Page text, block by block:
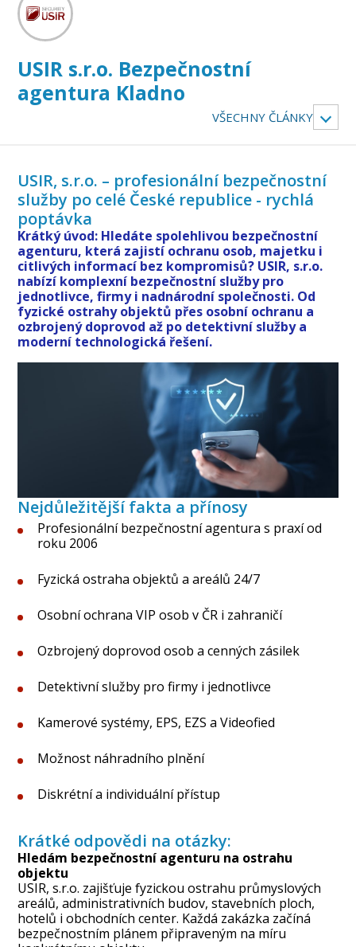
USIR s.r.o. Bezpečnostní
agentura Kladno
VŠECHNY ČLÁNKY
USIR, s.r.o. – profesionální bezpečnostní
služby po celé České republice - rychlá
poptávka
Krátký úvod: Hledáte spolehlivou bezpečnostní
agenturu, která zajistí ochranu osob, majetku i
citlivých informací bez kompromisů? USIR, s.r.o.
nabízí komplexní bezpečnostní služby pro
jednotlivce, firmy i nadnárodní společnosti. Od
fyzické ostrahy objektů přes osobní ochranu a
ozbrojený doprovod až po detektivní služby a
moderní technologická řešení.
Nejdůležitější fakta a přínosy
Profesionální bezpečnostní agentura s praxí od
roku 2006
Fyzická ostraha objektů a areálů 24/7
Osobní ochrana VIP osob v ČR i zahraničí
Ozbrojený doprovod osob a cenných zásilek
Detektivní služby pro firmy i jednotlivce
Kamerové systémy, EPS, EZS a Videofied
Možnost náhradního plnění
Diskrétní a individuální přístup
Krátké odpovědi na otázky:
Hledám bezpečnostní agenturu na ostrahu
objektu
USIR, s.r.o. zajišťuje fyzickou ostrahu průmyslových
areálů, administrativních budov, stavebních ploch,
hotelů i obchodních center. Každá zakázka začíná
bezpečnostním plánem připraveným na míru